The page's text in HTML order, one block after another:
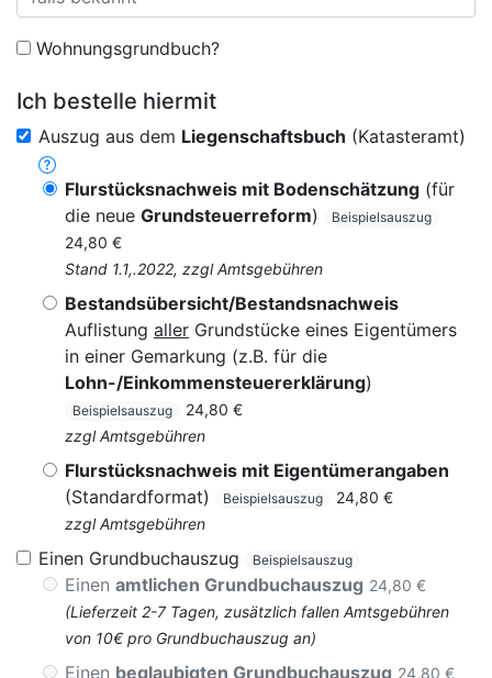
Wohnungsgrundbuch?
Ich bestelle hiermit
Auszug aus dem Liegenschaftsbuch (Katasteramt)
Flurstücksnachweis mit Bodenschätzung (für
die neue Grundsteuerreform) Beispielsauszug
24,80 €
Stand 1.1,.2022, zzgl Amtsgebühren
Bestandsübersicht/Bestandsnachweis
Auflistung aller Grundstücke eines Eigentümers
in einer Gemarkung (z.B. für die
Lohn-/Einkommensteuererklärung)
Beispielsauszug
24,80 €
zzgl Amtsgebühren
Flurstücksnachweis mit Eigentümerangaben
(Standardformat)
Beispielsauszug
24,80 €
zzgl Amtsgebühren
Einen Grundbuchauszug Beispielsauszug
Einen amtlichen Grundbuchauszug 24,80 €
(Lieferzeit 2-7 Tagen, zusätzlich fallen Amtsgebühren
von 10€ pro Grundbuchauszug an)
Einen beglaubigten Grundbuchauszug 24,80 €